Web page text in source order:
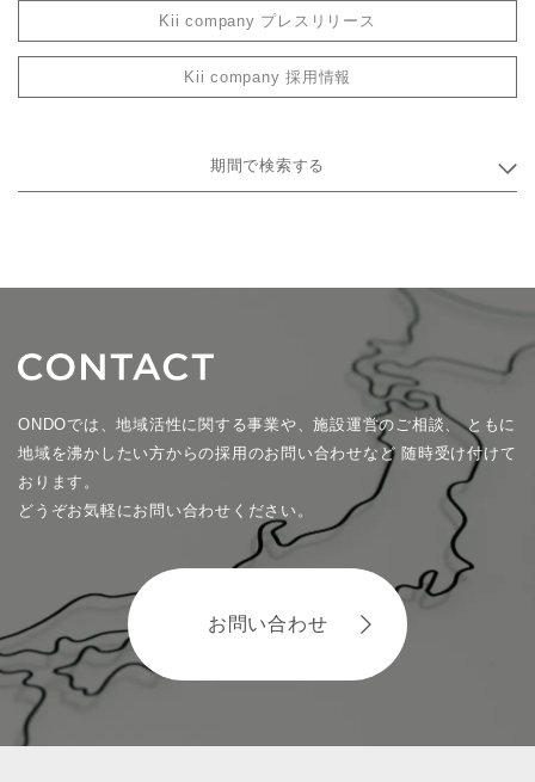
Kii company プレスリリース
Kii company 採用情報
期間で検索する
ONDOでは、地域活性に関する事業や、施設運営のご相談、ともに
地域を沸かしたい方からの採用のお問い合わせなど 随時受け付けて
おります。
どうぞお気軽にお問い合わせください。
お問い合わせ